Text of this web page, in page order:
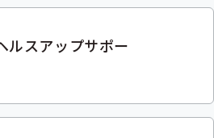
ルスアップサポー